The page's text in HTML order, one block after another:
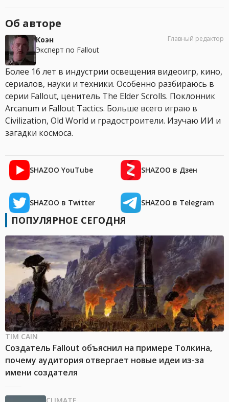
Об авторе
Коэн
Эксперт по Fallout
Главный редактор
Более 16 лет в индустрии освещения видеоигр, кино,
сериалов, науки и техники. Особенно разбираюсь в
серии Fallout, ценитель The Elder Scrolls. Поклонник
Arcanum и Fallout Tactics. Больше всего играю в
Civilization, Old World и градостроители. Изучаю ИИ и
загадки космоса.
SHAZOO YouTube SHAZOO в Дзен
SHAZOO в Twitter SHAZOO в Telegram
ПОПУЛЯРНОЕ СЕГОДНЯ
TIM CAIN
Создатель Fallout объяснил на примере Толкина,
почему аудитория отвергает новые идеи из-за
имени создателя